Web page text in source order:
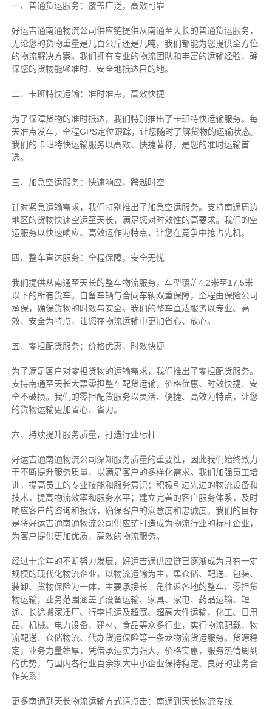
一、普通货运服务：覆盖广泛，高效可靠
好运吉通南通物流公司供应链提供从南通至天长的普通货运服务，
无论您的货物重量是几百公斤还是几吨，我们都能为您提供全方位
的物流解决方案。我们拥有专业的物流团队和丰富的运输经验，确
保您的货物能够准时、安全地抵达目的地。
二、卡班特快运输：准时准点，高效快捷
为了保障货物的准时抵达，我们特别推出了卡班特快运输服务。每
天准点发车，全程GPS定位跟踪，让您随时了解货物的运输状态。
我们的卡班特快运输服务以高效、快捷著称，是您的准时运输首
选。
三、加急空运服务：快速响应，跨越时空
针对紧急运输需求，我们特别推出了加急空运服务。支持南通周边
地区的货物快速空运至天长，满足您对时效性的高要求。我们的空
运服务以快速响应、高效运作为特点，让您在竞争中抢占先机。
四、整车直达服务：全程保障，安全无忧
我们提供从南通至天长的整车物流服务，车型覆盖4.2米至17.5米
以下的所有货车。自备车辆与合同车辆双重保障，全程由保险公司
承保，确保货物的时效与安全。我们的整车直达服务以专业、高
效、安全为特点，让您在物流运输中更加省心、放心。
五、零担配货服务：价格优惠，时效快捷
为了满足客户对零担货物的运输需求，我们推出了零担配货服务。
支持南通至天长大票零担整车配货运输，价格优惠、时效快捷、安
全不破损。我们的零担配货服务以灵活、便捷、高效为特点，让您
的货物运输更加省心、省力。
六、持续提升服务质量，打造行业标杆
好运吉通南通物流公司深知服务质量的重要性，因此我们始终致力
于不断提升服务质量，以满足客户的多样化需求。我们加强员工培
训，提高员工的专业技能和服务意识；积极引进先进的物流设备和
技术，提高物流效率和服务水平；建立完善的客户服务体系，及时
响应客户的咨询和投诉，确保客户的满意度和忠诚度。我们的目标
是将好运吉通南通物流公司供应链打造成为物流行业的标杆企业，
为客户提供更加优质、高效的物流服务。
经过十余年的不断努力发展，好运吉通供应链已逐渐成为具有一定
规模的现代化物流企业，以物流运输为主，集仓储、配送、包装、
装卸、货物保险为一体，主要承接长三角往返各地的整车、零担货
物运输，业务范围涵盖了设备运输、家具、家电、药品运输、短
途、长途搬家迁厂、行李托运及超宽、超高大件运输，化工、日用
品、机械、电力设备、建材、食品等众多行业，实行物流配载、物
流配送、仓储物流、代办货运保险等一条龙物流货运服务。货源稳
定，业务力量雄厚，凭借承运实力强大，价格实惠，服务热情周到
的优势，与国内各行业百余家大中小企业保持稳定、良好的业务合
作关系！
更多南通到天长物流运输方式请点击：南通到天长物流专线